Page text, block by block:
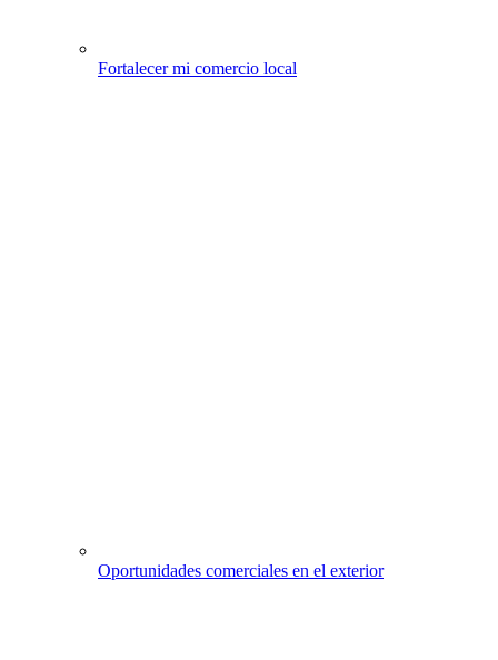
Fortalecer mi comercio local
Oportunidades comerciales en el exterior